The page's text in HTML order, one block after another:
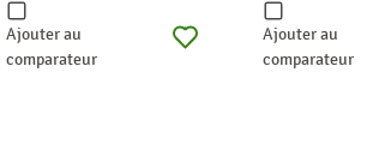
Ajouter au
comparateur
Ajouter au
comparateur